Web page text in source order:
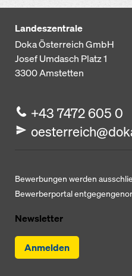
Landeszentrale
Doka Österreich GmbH
Josef Umdasch Platz 1
3300Amstetten
+43 7472 605 0
Bewerbungen werden
Bewerberportal
Newsletter
Anmelden